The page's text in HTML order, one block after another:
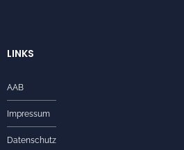
LINKS
AAB
Impressum
Datenschutz